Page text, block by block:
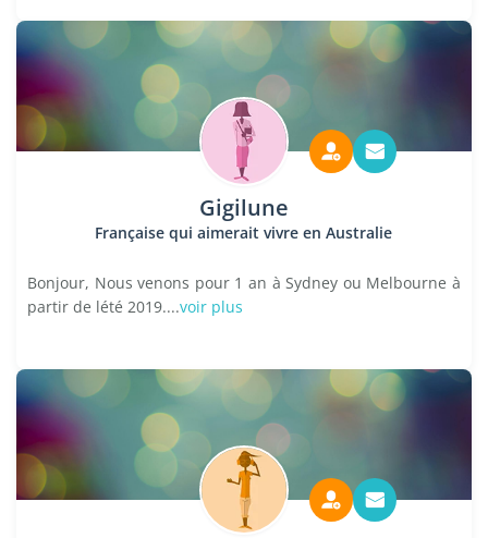
Gigilune
Française qui aimerait vivre en Australie
Bonjour, Nous venons pour 1 an à Sydney ou Melbourne à
partir de lété 2019....voir plus